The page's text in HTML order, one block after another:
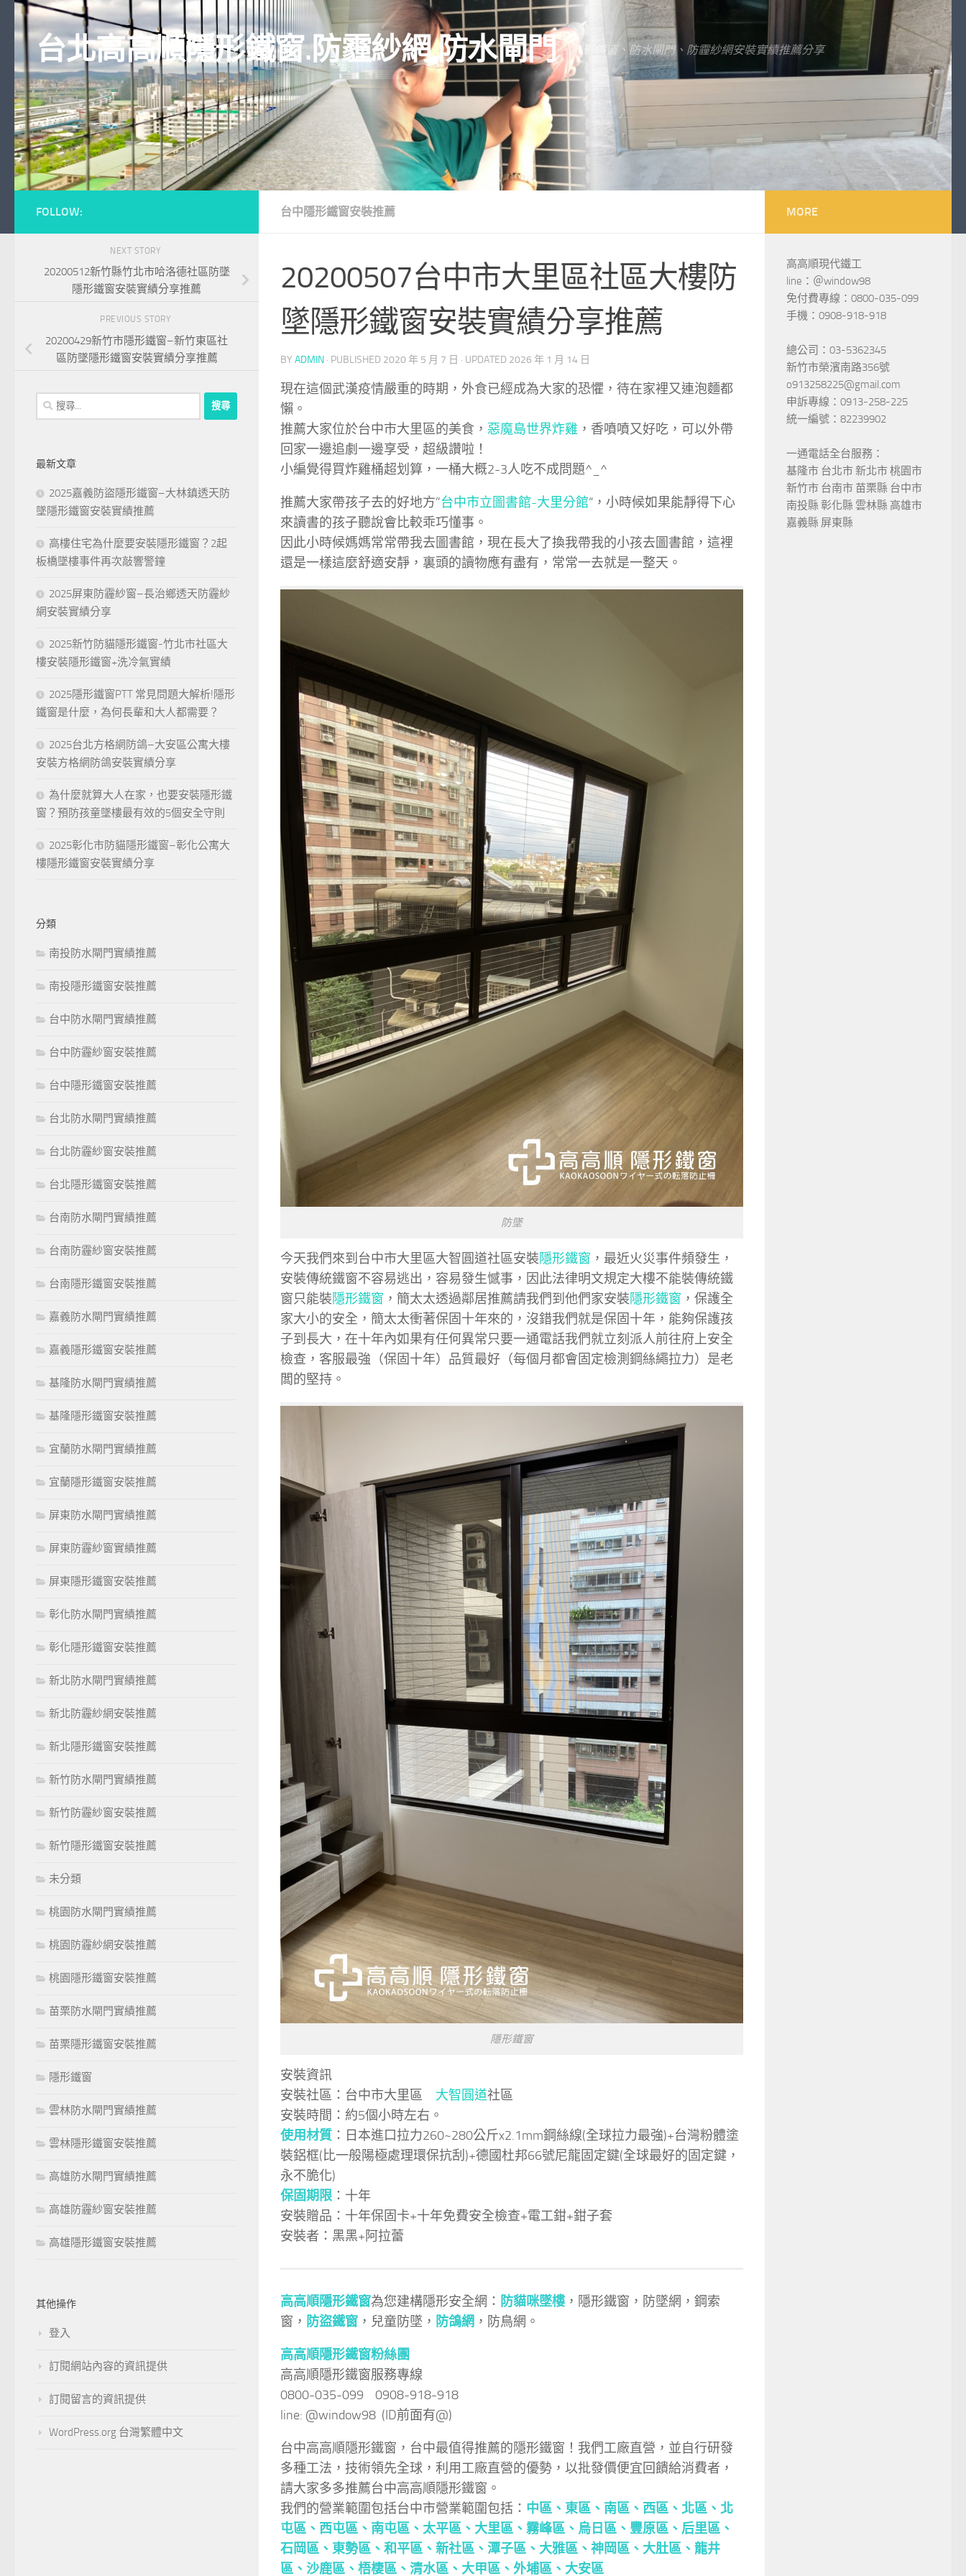
Skip to content
台北高高順隱形鐵窗.防霾紗網.防水閘門 隱形鐵窗、防水閘門、防霾紗網安裝實績推薦分享
台中隱形鐵窗安裝推薦
20200507台中市大里區社區大樓防
墜隱形鐵窗安裝實績分享推薦
BY ADMIN · PUBLISHED 2020 年 5 月 7 日 · UPDATED 2026 年 1 月 14 日
現在這個武漢疫情嚴重的時期，外食已經成為大家的恐懼，待在家裡又連泡麵都
懶。
推薦大家位於台中市大里區的美食， 惡魔島世界炸雞 ，香噴噴又好吃，可以外帶
回家一邊追劇一邊享受，超級讚啦！
小編覺得買炸雞桶超划算，一桶大概2-3人吃不成問題^_^
推薦大家帶孩子去的好地方”台中市立圖書館-大里分館“，小時候如果能靜得下心
來讀書的孩子聽說會比較乖巧懂事。
因此小時候媽媽常常帶我去圖書館，現在長大了換我帶我的小孩去圖書館，這裡
還是一樣這麼舒適安靜，裏頭的讀物應有盡有，常常一去就是一整天。
防墜
今天我們來到台中市大里區大智圓道社區安裝隱形鐵窗 ，最近火災事件頻發生，
安裝傳統鐵窗不容易逃出，容易發生憾事，因此法律明文規定大樓不能裝傳統鐵
窗只能裝隱形鐵窗 ，簡太太透過鄰居推薦請我們到他們家安裝隱形鐵窗 ，保護全
家大小的安全，簡太太衝著保固十年來的，沒錯我們就是保固十年，能夠保護孩
子到長大，在十年內如果有任何異常只要一通電話我們就立刻派人前往府上安全
檢查，客服最強（保固十年）品質最好（每個月都會固定檢測鋼絲繩拉力）是老
闆的堅持。
隱形鐵窗
安裝資訊
安裝社區：台中市大里區 大智圓道社區
安裝時間：約5個小時左右。
使用材質 ：日本進口拉力260~280公斤x2.1mm鋼絲線(全球拉力最強)+台灣粉體塗
裝鋁框(比一般陽極處理環保抗刮)+德國杜邦66號尼龍固定鍵(全球最好的固定鍵，
永不脆化)
保固期限 ：十年
安裝贈品：十年保固卡+十年免費安全檢查+電工鉗+鉗子套
安裝者：黑黑+阿拉蕾
高高順隱形鐵窗為您建構隱形安全網： 防貓咪墜樓 ，隱形鐵窗，防墜網，鋼索
窗， 防盜鐵窗 ，兒童防墜， 防鴿網 ，防鳥網。
高高順隱形鐵窗粉絲團
高高順隱形鐵窗服務專線
0800-035-099 0908-918-918
line: @window98 (ID前面有@)
台中高高順隱形鐵窗，台中最值得推薦的隱形鐵窗！我們工廠直營，並自行研發
多種工法，技術領先全球，利用工廠直營的優勢，以批發價便宜回饋給消費者，
請大家多多推薦台中高高順隱形鐵窗。
我們的營業範圍包括台中市營業範圍包括： 中區、 東區、 南區、 西區、 北區、 北
屯區、 西屯區、 南屯區、 太平區、 大里區、 霧峰區、 烏日區、 豐原區、 后里區、
石岡區、 東勢區、 和平區、 新社區、 潭子區、 大雅區、 神岡區、 大肚區、 龍井
區、 沙鹿區、 梧棲區、 清水區、 大甲區、 外埔區、 大安區
FOLLOW:
NEXT STORY
20200512新竹縣竹北市哈洛德社區防墜
隱形鐵窗安裝實績分享推薦
PREVIOUS STORY
20200429新竹市隱形鐵窗–新竹東區社
區防墜隱形鐵窗安裝實績分享推薦
搜
尋
字:
最新文章
2025嘉義防盜隱形鐵窗–大林鎮透天防
墜隱形鐵窗安裝實績推薦
高樓住宅為什麼要安裝隱形鐵窗？2起
板橋墜樓事件再次敲響警鐘
2025屏東防霾紗窗–長治鄉透天防霾紗
網安裝實績分享
2025新竹防貓隱形鐵窗-竹北市社區大
樓安裝隱形鐵窗+洗冷氣實績
2025隱形鐵窗PTT 常見問題大解析!隱形
鐵窗是什麼，為何長輩和大人都需要？
2025台北方格網防鴿–大安區公寓大樓
安裝方格網防鴿安裝實績分享
為什麼就算大人在家，也要安裝隱形鐵
窗？預防孩童墜樓最有效的5個安全守則
2025彰化市防貓隱形鐵窗–彰化公寓大
樓隱形鐵窗安裝實績分享
分類
南投防水閘門實績推薦
南投隱形鐵窗安裝推薦
台中防水閘門實績推薦
台中防霾紗窗安裝推薦
台中隱形鐵窗安裝推薦
台北防水閘門實績推薦
台北防霾紗窗安裝推薦
台北隱形鐵窗安裝推薦
台南防水閘門實績推薦
台南防霾紗窗安裝推薦
台南隱形鐵窗安裝推薦
嘉義防水閘門實績推薦
嘉義隱形鐵窗安裝推薦
基隆防水閘門實績推薦
基隆隱形鐵窗安裝推薦
宜蘭防水閘門實績推薦
宜蘭隱形鐵窗安裝推薦
屏東防水閘門實績推薦
屏東防霾紗窗實績推薦
屏東隱形鐵窗安裝推薦
彰化防水閘門實績推薦
彰化隱形鐵窗安裝推薦
新北防水閘門實績推薦
新北防霾紗網安裝推薦
新北隱形鐵窗安裝推薦
新竹防水閘門實績推薦
新竹防霾紗窗安裝推薦
新竹隱形鐵窗安裝推薦
未分類
桃園防水閘門實績推薦
桃園防霾紗網安裝推薦
桃園隱形鐵窗安裝推薦
苗栗防水閘門實績推薦
苗栗隱形鐵窗安裝推薦
隱形鐵窗
雲林防水閘門實績推薦
雲林隱形鐵窗安裝推薦
高雄防水閘門實績推薦
高雄防霾紗窗安裝推薦
高雄隱形鐵窗安裝推薦
其他操作
登入
訂閱網站內容的資訊提供
訂閱留言的資訊提供
WordPress.org 台灣繁體中文
MORE
高高順現代鐵工
line：＠window98
免付費專線：0800-035-099
手機：0908-918-918
總公司：03-5362345
新竹市榮濱南路356號
o913258225@gmail.com
申訴專線：0913-258-225
統一編號：82239902
一通電話全台服務：
基隆市 台北市 新北市 桃園市
新竹市 台南市 苗栗縣 台中市
南投縣 彰化縣 雲林縣 高雄市
嘉義縣 屏東縣